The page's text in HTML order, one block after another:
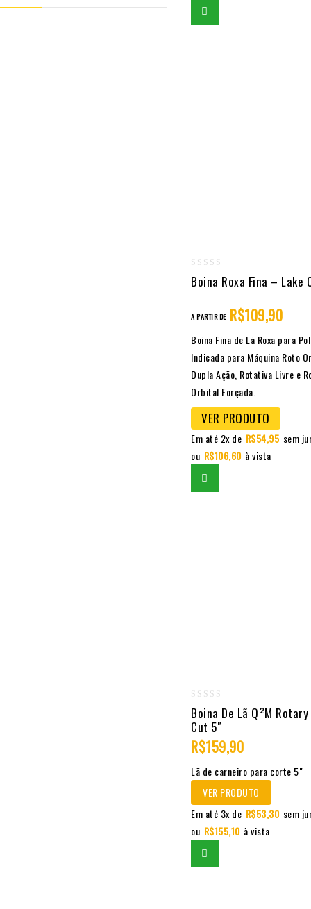
Boina Roxa Fina – Lake
A PARTIR DE R$109,90
Boina Fina de Lã Roxa para
Indicada para Máquina Roto
Dupla Ação, Rotativa Livre e
Orbital Forçada.
VER PRODUTO
Em até 2x de R$54,95 sem
ou R$106,60 à vista
0
out
of
Boina De Lã Q²M
Cut 5″
R$159,90
Lã de carneiro para corte 5″
VER PRODUTO
Em até 3x de R$53,30 sem
ou R$155,10 à vista